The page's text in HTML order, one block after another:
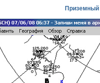
Приземный